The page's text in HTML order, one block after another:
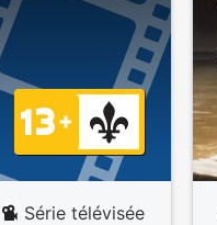
Série télévisée